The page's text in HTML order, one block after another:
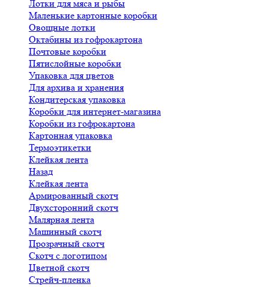
Лотки для мяса и рыбы
Маленькие картонные коробки
Овощные лотки
Октабины из гофрокартона
Почтовые коробки
Пятислойные коробки
Упаковка для цветов
Для архива и хранения
Кондитерская упаковка
Коробки для интернет-магазина
Коробки из гофрокартона
Картонная упаковка
Термоэтикетки
Клейкая лента
Назад
Клейкая лента
Армированный скотч
Двухсторонний скотч
Малярная лента
Машинный скотч
Прозрачный скотч
Скотч с логотипом
Цветной скотч
Стрейч-пленка